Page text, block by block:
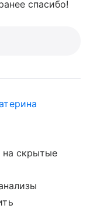
спасибо!
скрытые